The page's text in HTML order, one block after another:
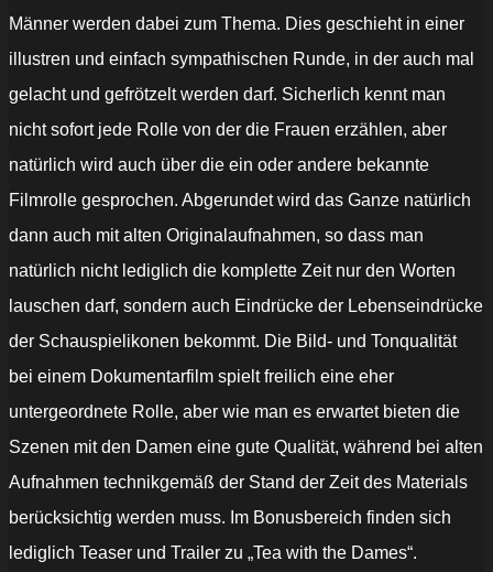
Männer werden dabei zum Thema. Dies geschieht in einer
illustren und einfach sympathischen Runde, in der auch mal
gelacht und gefrötzelt werden darf. Sicherlich kennt man
nicht sofort jede Rolle von der die Frauen erzählen, aber
natürlich wird auch über die ein oder andere bekannte
Filmrolle gesprochen. Abgerundet wird das Ganze natürlich
dann auch mit alten Originalaufnahmen, so dass man
natürlich nicht lediglich die komplette Zeit nur den Worten
lauschen darf, sondern auch Eindrücke der Lebenseindrücke
der Schauspielikonen bekommt. Die Bild- und Tonqualität
bei einem Dokumentarfilm spielt freilich eine eher
untergeordnete Rolle, aber wie man es erwartet bieten die
Szenen mit den Damen eine gute Qualität, während bei alten
Aufnahmen technikgemäß der Stand der Zeit des Materials
berücksichtig werden muss. Im Bonusbereich finden sich
lediglich Teaser und Trailer zu „Tea with the Dames“.